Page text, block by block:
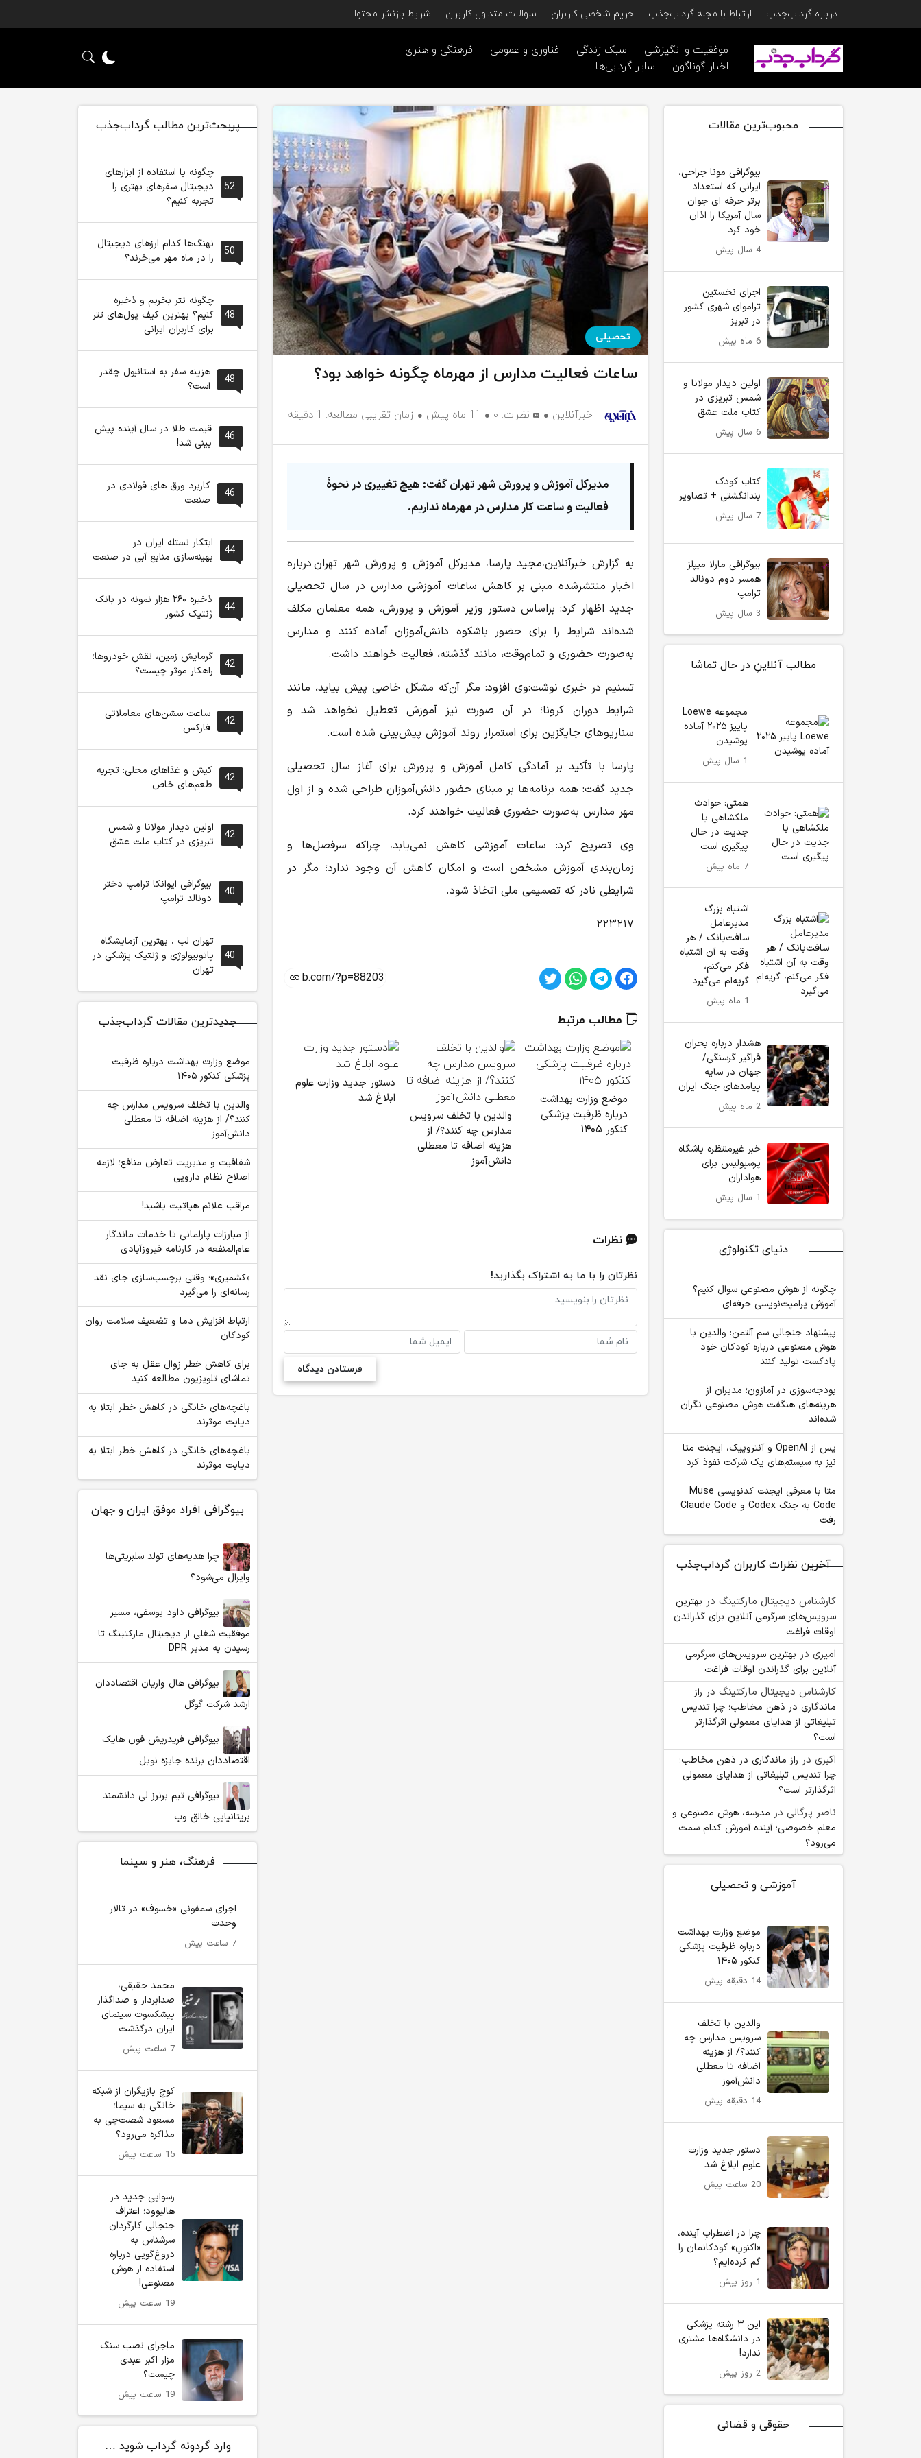
درباره گرداب‌جذب ارتباط با مجله گرداب‌جذب حریم شخصی کاربران سوالات متداول کاربران شرایط بازنشر محتوا
موفقیت و انگیزشی سبک زندگی فناوری و عمومی
فرهنگی و هنری
اخبار گوناگون
سایر گردابی‌ها
محبوب‌ترین مقالات
بیوگرافی مونا جراحی،
ایرانی که استعداد
برتر حرفه ای جوان
سال آمریکا را اذان
خود کرد
4 سال پیش
اجرای نخستین
تراموای شهری کشور
در تبریز
6 ماه پیش
اولین دیدار مولانا و
شمس تبریزی در
کتاب ملت عشق
6 سال پیش
کتاب کودک
بندانگشتی + تصاویر
7 سال پیش
بیوگرافی مارلا میپلز
همسر دوم دونالد
ترامپ
3 سال پیش
مطالب آنلاینِ در حال تماشا
مجموعه Loewe
پاییز ۲۰۲۵ آماده
پوشیدن
1 سال پیش
همتی: حوادث
ملکشاهی با
جدیت در حال
پیگیری است
7 ماه پیش
اشتباه بزرگ
مدیرعامل
سافت‌بانک / هر
وقت به آن اشتباه
فکر می‌کنم،
گریه‌ام می‌گیرد
1 ماه پیش
هشدار درباره بحران
فراگیر گرسنگی/
جهان در سایه
پیامدهای جنگ ایران
2 ماه پیش
خبر غیرمنتظره باشگاه
پرسپولیس برای
هواداران
1 سال پیش
دنیای تکنولوژی
چگونه از هوش مصنوعی سوال کنیم؟
آموزش پرامپت‌نویسی حرفه‌ای
پیشنهاد جنجالی سم آلتمن: والدین با
هوش مصنوعی درباره کودکان خود
پادکست تولید کنند
بودجه‌سوزی در آمازون؛ مدیران از
هزینه‌های هنگفت هوش مصنوعی نگران
شده‌اند
پس از OpenAI و آنتروپیک، ایجنت متا
نیز به سیستم‌های یک شرکت نفوذ کرد
متا با معرفی ایجنت کدنویسی Muse
Code به جنگ Codex و Claude Code
رفت
آخرین نظرات کاربران گرداب‌جذب
کارشناس دیجیتال مارکتینگ در بهترین
سرویس‌های سرگرمی آنلاین برای گذراندن
اوقات فراغت
امیری در بهترین سرویس‌های سرگرمی
آنلاین برای گذراندن اوقات فراغت
کارشناس دیجیتال مارکتینگ در راز
ماندگاری در ذهن مخاطب؛ چرا تندیس
تبلیغاتی از هدایای معمولی اثرگذارتر
است؟
اکبری در راز ماندگاری در ذهن مخاطب؛
چرا تندیس تبلیغاتی از هدایای معمولی
اثرگذارتر است؟
ناصر پرگالی در مدرسه، هوش مصنوعی و
معلم خصوصی؛ آینده آموزش کدام سمت
می‌رود؟
آموزشی و تحصیلی
موضع وزارت بهداشت
درباره ظرفیت پزشکی
کنکور ۱۴۰۵
14 دقیقه پیش
والدین با تخلف
سرویس مدارس چه
کنند؟/ از هزینه
اضافه تا معطلی
دانش‌آموز
14 دقیقه پیش
دستور جدید وزارت
علوم ابلاغ شد
20 ساعت پیش
چرا در اضطرابِ آینده،
«اکنونِ» کودکانمان را
گم کرده‌ایم؟
1 روز پیش
این ۳ رشته پزشکی
در دانشگاه‌ها مشتری
ندارد!
2 روز پیش
حقوقی و قضائی
تحصیلی
ساعات فعالیت مدارس از مهرماه چگونه خواهد بود؟
خبرآنلاین نظرات: ۰ 11 ماه پیش زمان تقریبی مطالعه: 1 دقیقه
مدیرکل آموزش و پرورش شهر تهران گفت: هیچ تغییری در نحوهٔ
فعالیت و ساعت کار مدارس در مهرماه نداریم.
به گزارش خبرآنلاین،مجید پارسا، مدیرکل آموزش و پرورش شهر تهران درباره
اخبار منتشرشده مبنی بر کاهش ساعات آموزشی مدارس در سال تحصیلی
جدید اظهار کرد: براساس دستور وزیر آموزش و پرورش، همه معلمان مکلف
شده‌اند شرایط را برای حضور باشکوه دانش‌آموزان آماده کنند و مدارس
به‌صورت حضوری و تمام‌وقت، مانند گذشته، فعالیت خواهند داشت.
تسنیم در خبری نوشت:وی افزود: مگر آن‌که مشکل خاصی پیش بیاید، مانند
شرایط دوران کرونا؛ در آن صورت نیز آموزش تعطیل نخواهد شد و
سناریوهای جایگزین برای استمرار روند آموزش پیش‌بینی شده است.
پارسا با تأکید بر آمادگی کامل آموزش و پرورش برای آغاز سال تحصیلی
جدید گفت: همه برنامه‌ها بر مبنای حضور دانش‌آموزان طراحی شده و از اول
مهر مدارس به‌صورت حضوری فعالیت خواهند کرد.
وی تصریح کرد: ساعات آموزشی کاهش نمی‌یابد، چراکه سرفصل‌ها و
زمان‌بندی آموزش مشخص است و امکان کاهش آن وجود ندارد؛ مگر در
شرایطی نادر که تصمیمی ملی اتخاذ شود.
۲۲۳۲۱۷
مطالب مرتبط
موضع وزارت بهداشت
درباره ظرفیت پزشکی
کنکور ۱۴۰۵
والدین با تخلف سرویس
مدارس چه کنند؟/ از
هزینه اضافه تا معطلی
دانش‌آموز
دستور جدید وزارت علوم
ابلاغ شد
چرا در اضطرابِ آینده،
«اکنونِ» کودکانمان را گم
کرده‌ایم؟
این ۳ رشته پزشکی در
نظرات
نظرتان را با ما به اشتراک بگذارید!
پربحث‌ترین مطالب گرداب‌جذب
52
چگونه با استفاده از ابزارهای
دیجیتال سفرهای بهتری را
تجربه کنیم؟
50
نهنگ‌ها کدام ارزهای دیجیتال
را در ماه مهر می‌خرند؟
48
چگونه تتر بخریم و ذخیره
کنیم؟ بهترین کیف پول‌های تتر
برای کاربران ایرانی
48
هزینه سفر به استانبول چقدر
است؟
46
قیمت طلا در سال آینده پیش
بینی شد!
46
کاربرد ورق های فولادی در
صنعت
44
ابتکار نستله ایران در
بهینه‌سازی منابع آبی در صنعت
44
ذخیره ۲۶۰ هزار نمونه در بانک
ژنتیک کشور
42
گرمایش زمین، نقش خودروها؛
راهکار موثر چیست؟
42
ساعت سشن‌های معاملاتی
فارکس
42
کیش و غذاهای محلی: تجربه
طعم‌های خاص
42
اولین دیدار مولانا و شمس
تبریزی در کتاب ملت عشق
40
بیوگرافی ایوانکا ترامپ دختر
دونالد ترامپ
40
تهران لب ، بهترین آزمایشگاه
پاتوبیولوژی و ژنتیک پزشکی در
تهران
جدیدترین مقالات گرداب‌جذب
موضع وزارت بهداشت درباره ظرفیت
پزشکی کنکور ۱۴۰۵
والدین با تخلف سرویس مدارس چه
کنند؟/ از هزینه اضافه تا معطلی
دانش‌آموز
شفافیت و مدیریت تعارض منافع؛ لازمه
اصلاح نظام دارویی
مراقب علائم هپاتیت باشید!
از مبارزات پارلمانی تا خدمات ماندگار
عام‌المنفعه در کارنامه فیروزآبادی
«کشمیری»؛ وقتی برچسب‌سازی جای نقد
رسانه‌ای را می‌گیرد
ارتباط افزایش دما و تضعیف سلامت روان
کودکان
برای کاهش خطر زوال عقل به جای
تماشای تلویزیون مطالعه کنید
باغچه‌های خانگی در کاهش خطر ابتلا به
دیابت موثرند
باغچه‌های خانگی در کاهش خطر ابتلا به
دیابت موثرند
بیوگرافی افراد موفق ایران و جهان
چرا هدیه‌های تولد سلبریتی‌ها
وایرال می‌شود؟
بیوگرافی داود یوسفی، مسیر
موفقیت شغلی از دیجیتال مارکتینگ تا
رسیدن به مدیر DPR
بیوگرافی هال واریان اقتصاددان
ارشد شرکت گوگل
بیوگرافی فریدریش فون هایک
اقتصاددان برنده جایزه نوبل
بیوگرافی تیم برنرز لی دانشمند
بریتانیایی خالق وب
فرهنگ، هنر و سینما
اجرای سمفونی «خسوف» در تالار
وحدت
7 ساعت پیش
محمد حقیقی،
صدابردار و صداگذار
پیشکسوت سینمای
ایران درگذشت
7 ساعت پیش
کوچ بازیگران از شبکه
خانگی به سیما؛
مسعود شصت‌چی به
مذاکره می‌رود؟
15 ساعت پیش
رسوایی جدید در
هالیوود؛ اعتراف
جنجالی کارگردان
سرشناس به
دروغ‌گویی درباره
استفاده از هوش
مصنوعی!
19 ساعت پیش
ماجرای نصب سنگ
مزار اکبر عبدی
چیست؟
19 ساعت پیش
وارد گردونه گرداب شوید …